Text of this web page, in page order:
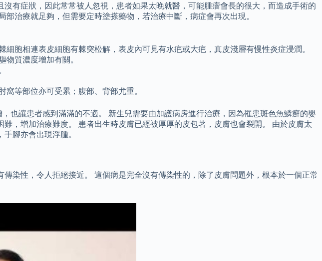
有症狀，因此常常被人忽視，患者如果太晚就醫，可能腫瘤會長的很大，而造成手術的
治療就足夠，但需要定時塗搽藥物，若治療中斷，病症會再次出現。
胞相連表皮細胞有棘突松解，表皮內可見有水疤或大疤，真皮淺層有慢性炎症浸潤。
物質濃度增加有關。
等部位亦可受累；腹部、背部尤重。
也讓患者感到滿滿的不適。 新生兒需要由加護病房進行治療，因為罹患斑色魚鱗癬的嬰
，增加治療難度。 患者出生時皮膚已經被厚厚的皮包著，皮膚也會裂開。 由於皮膚太
腳亦會出現浮腫。
染性，令人拒絕接近。 這個病是完全沒有傳染性的，除了皮膚問題外，根本於一個正常